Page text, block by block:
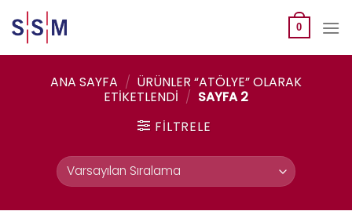
to
content
0
ANA SAYFA / ÜRÜNLER “ATÖLYE” OLARAK
ETIKETLENDI / SAYFA 2
FILTRELE